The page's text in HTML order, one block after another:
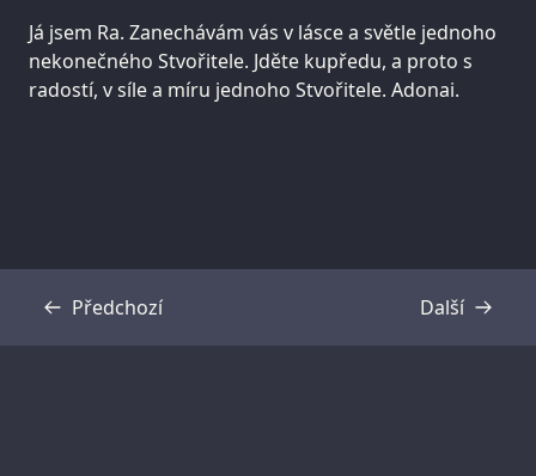
Já jsem Ra. Zanechávám vás v lásce a světle jednoho
nekonečného Stvořitele. Jděte kupředu, a proto s
radostí, v síle a míru jednoho Stvořitele. Adonai.
Předchozí
Přepis Další
Přepis